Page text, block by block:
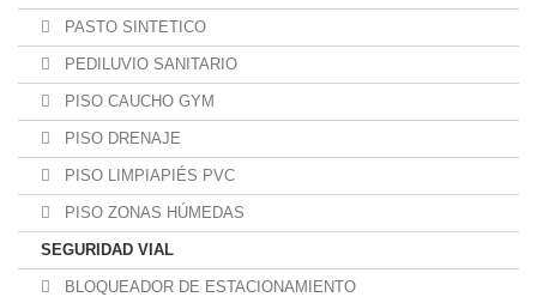
PASTO SINTETICO
PEDILUVIO SANITARIO
PISO CAUCHO GYM
PISO DRENAJE
PISO LIMPIAPIÉS PVC
PISO ZONAS HÚMEDAS
SEGURIDAD VIAL
BLOQUEADOR DE ESTACIONAMIENTO